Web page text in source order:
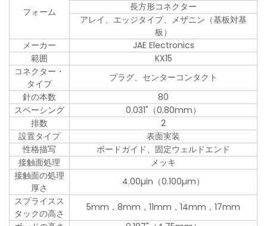
フォーム
長方形コネクター
アレイ、エッジタイプ、メザニン（基板対基
板）
メーカー
JAE Electronics
範囲
KX15
コネクター・
タイプ
プラグ、センターコンタクト
針の本数
80
スペーシング
0.031"（0.80mm）
排数
2
設置タイプ
表面実装
性格描写
ボードガイド、固定ウェルドエンド
接触面処理
メッキ
接触面の処理
厚さ
4.00µin（0.100µm）
スプライスス
タックの高さ
5mm，8mm，11mm，14mm，17mm